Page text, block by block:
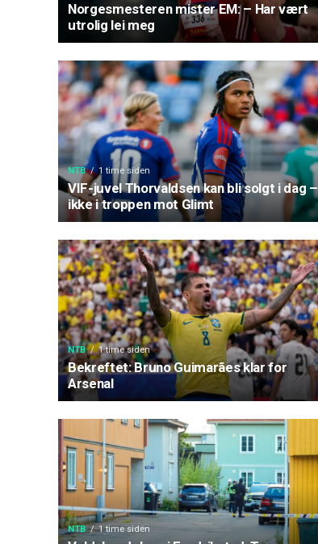
Norgesmesteren mister EM: – Har vært
utrolig lei meg
NTB 1 time siden
VIF-juvel Thorvaldsen kan bli solgt i dag –
ikke i troppen mot Glimt
NTB 1 time siden
Bekreftet: Bruno Guimarães klar for
Arsenal
NTB 1 time siden